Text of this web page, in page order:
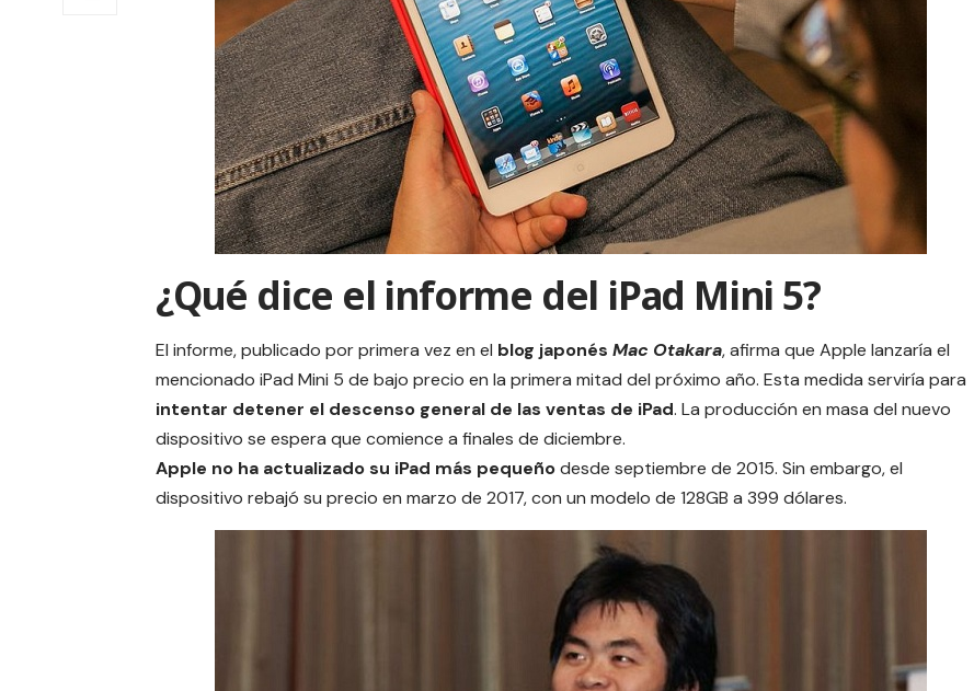
¿Qué dice el informe del iPad Mini 5?
El informe, publicado por primera vez en el blog japonés Mac Otakara, afirma que Apple lanzaría el
mencionado iPad Mini 5 de bajo precio en la primera mitad del próximo año. Esta medida serviría para
intentar detener el descenso general de las ventas de iPad. La producción en masa del nuevo
dispositivo se espera que comience a finales de diciembre.
Apple no ha actualizado su iPad más pequeñodesde septiembre de 2015. Sin embargo, el
dispositivo rebajó su precio en marzo de 2017, con un modelo de 128GB a 399 dólares.